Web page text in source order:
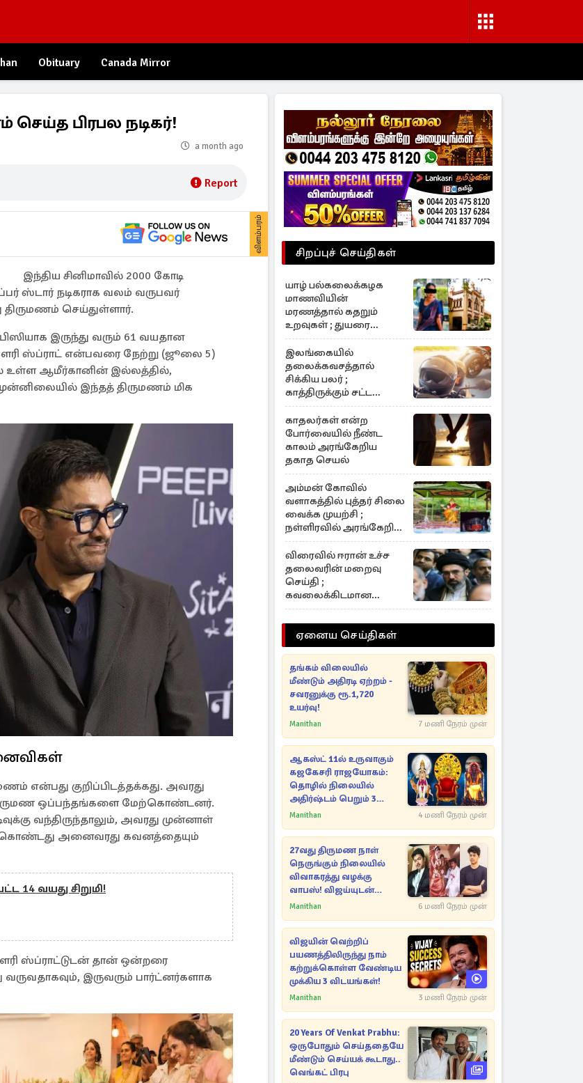
Obituary Canada Mirror
செய்த பிரபல நடிகர்!
a month ago
Report
விளம்பரம்
இந்திய சினிமாவில் 2000 கோடி
ஸ்டார் நடிகராக வலம் வருபவர்
திருமணம் செய்துள்ளார்.
பிஸியாக இருந்து வரும் 61 வயதான
ஸ்ப்ராட் என்பவரை நேற்று (ஜூலை 5)
உள்ள ஆமீர்கானின் இல்லத்தில்,
இந்தத் திருமணம் மிக
என்பது குறிப்பிடத்தக்கது. அவரது
ஒப்பந்தங்களை மேற்கொண்டனர்.
வந்திருந்தாலும், அவரது முன்னாள்
அனைவரது கவனத்தையும்
14 வயது சிறுமி!
ஸ்ப்ராட்டுடன் தான் ஒன்றரை
இருவரும் பார்ட்னர்களாக
சிறப்புச் செய்திகள்
யாழ் பல்கலைக்கழக
மாணவியின்
மரணத்தால் கதறும்
உறவுகள் ; துயரை
ஏற்படுத்திய காரணம்
இலங்கையில்
தலைக்கவசத்தால்
சிக்கிய பலர் ;
காத்திருக்கும் சட்ட
நடவடிக்கை
காதலர்கள் என்ற
போர்வையில் நீண்ட
காலம் அரங்கேறிய
தகாத செயல்
அம்மன் கோவில்
வளாகத்தில் புத்தர் சிலை
வைக்க முயற்சி ;
நள்ளிரவில் அரங்கேறிய
சம்பவம்
விரைவில் ஈரான் உச்ச
தலைவரின் மறைவு
செய்தி ;
கவலைக்கிடமான
நிலையில் மொஜ்தபா
கொமெனி
ஏனைய செய்திகள்
தங்கம் விலையில்
மீண்டும் அதிரடி ஏற்றம் -
சவரனுக்கு ரூ.1,720
உயர்வு!
Manithan 7 மணி நேரம் முன்
ஆகஸ்ட் 11ல் உருவாகும்
கஜகேசரி ராஜயோகம்:
தொழில் நிலையில்
அதிர்ஷ்டம் பெறும் 3
ராசிகள்!
Manithan 4 மணி நேரம் முன்
27வது திருமண நாள்
நெருங்கும் நிலையில்
விவாகரத்து வழக்கு
வாபஸ்! விஜய்யுடன்
மீண்டும் இணைவாரா?
Manithan 6 மணி நேரம் முன்
விஜயின் வெற்றிப்
பயணத்திலிருந்து நாம்
கற்றுக்கொள்ள வேண்டிய
முக்கிய 3 விடயங்கள்!
Manithan 3 மணி நேரம் முன்
20 Years Of Venkat Prabhu:
ஒருபோதும் செய்ததையே
மீண்டும் செய்யக் கூடாது..
வெங்கட் பிரபு